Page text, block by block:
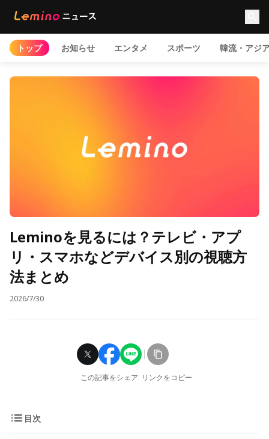
トップ お知らせ エンタメ スポーツ 韓流・アジ
Leminoを見るには？テレビ・アプ
リ・スマホなどデバイス別の視聴方
法まとめ
2026/7/30
この記事をシェア リンクをコピー
目次